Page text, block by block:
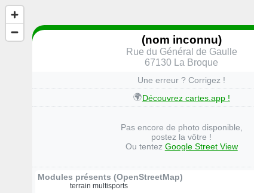
(nom inconnu)
Rue du Général de Gaulle
67130 La Broque
Une erreur ? Corrigez !
🌍Découvrez cartes.app !
Pas encore de photo disponible,
postez la vôtre !
Ou tentez Google Street View
Modules présents (OpenStreetMap)
terrain multisports